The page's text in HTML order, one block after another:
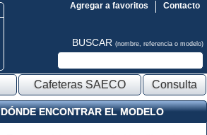
Contacto
Agregar a favoritos
BUSCAR (nombre, referencia o modelo)
Cafeteras SAECO Consulta
DÓNDE ENCONTRAR EL MODELO